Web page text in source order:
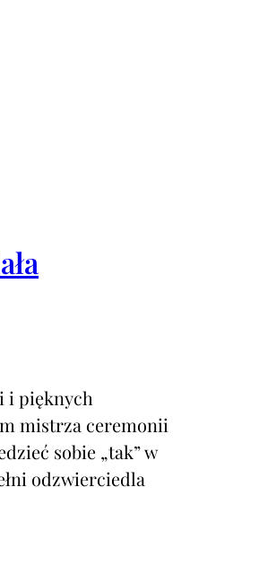
i pięknych
mistrza ceremonii
sobie „tak” w
odzwierciedla